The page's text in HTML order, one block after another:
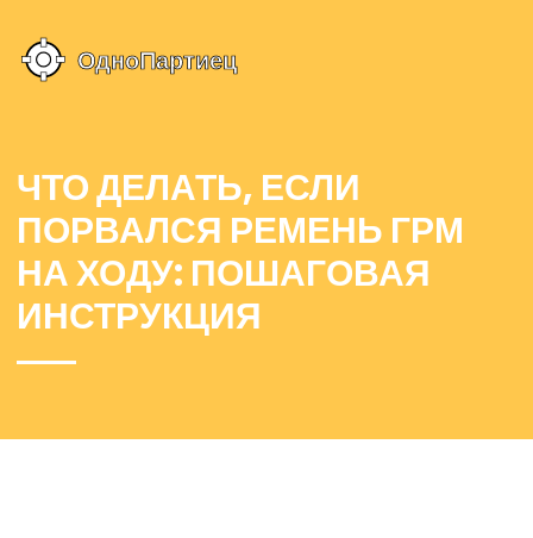
ЧТО ДЕЛАТЬ, ЕСЛИ
ПОРВАЛСЯ РЕМЕНЬ ГРМ
НА ХОДУ: ПОШАГОВАЯ
ИНСТРУКЦИЯ